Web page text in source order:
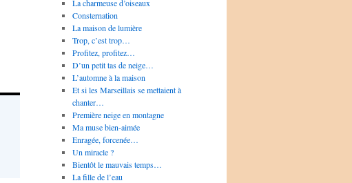
La charmeuse d’oiseaux
Consternation
La maison de lumière
Trop, c’est trop…
Profitez, profitez…
D’un petit tas de neige…
L’automne à la maison
Et si les Marseillais se mettaient à
chanter…
Première neige en montagne
Ma muse bien-aimée
Enragée, forcenée…
Un miracle ?
Bientôt le mauvais temps…
La fille de l’eau